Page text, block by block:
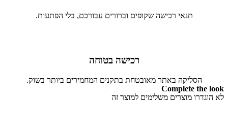
תנאי רכישה שקופים וברורים עבורכם, בלי הפתעות.
רכישה בטוחה
הסליקה באתר מאובטחת בתקנים המחמירים ביותר בשוק.
Complete the look
לא הוגדרו מוצרים משלימים למוצר זה